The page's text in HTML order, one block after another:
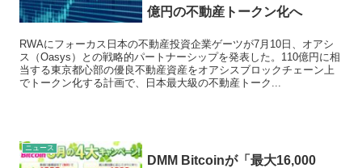
億円の不動産トークン化へ
RWAにフォーカス日本の不動産投資企業ゲーツが7月10日、オアシ
ス（Oasys）との戦略的パートナーシップを発表した。110億円に相
当する東京都心部の優良不動産資産をオアシスブロックチェーン上
でトークン化する計画で、日本最大級の不動産トーク...
ニュース
DMM Bitcoinが「最大16,000